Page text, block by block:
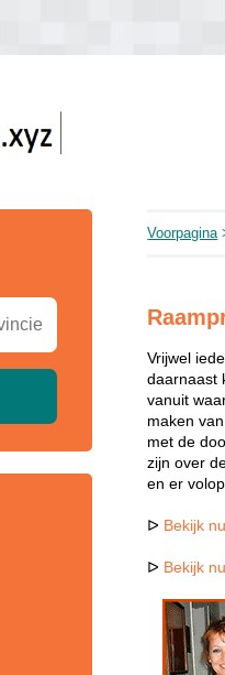
Voorpagina
Vrijwel
daarnaast
vanuit
maken
met de
zijn over
en er
ᐅ Bekijk
ᐅ Bekijk